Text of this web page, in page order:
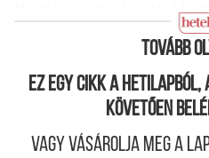
találtak a szervezetükben.
Tovább
Ez egy cikk a
követően
Vagy vásárolja meg a